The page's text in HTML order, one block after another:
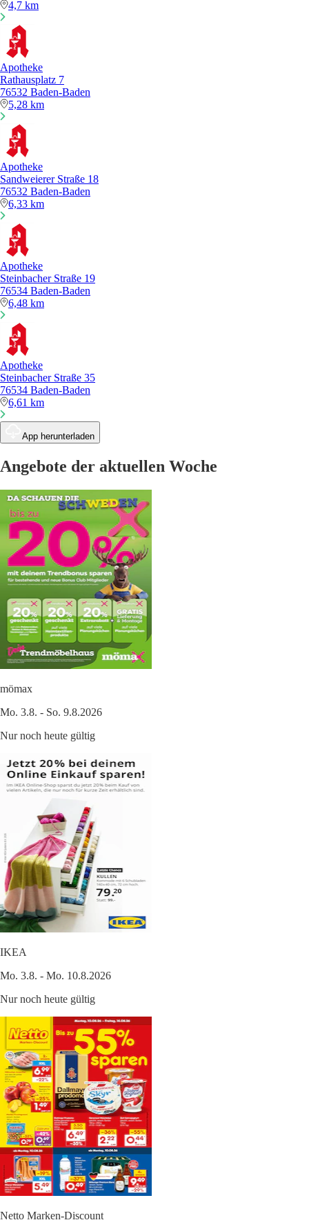
4,7 km
Apotheke
Rathausplatz 7
76532 Baden-Baden
5,28 km
Apotheke
Sandweierer Straße 18
76532 Baden-Baden
6,33 km
Apotheke
Steinbacher Straße 19
76534 Baden-Baden
6,48 km
Apotheke
Steinbacher Straße 35
76534 Baden-Baden
6,61 km
App herunterladen
Angebote der aktuellen Woche
mömax
Mo. 3.8. - So. 9.8.2026
Nur noch heute gültig
IKEA
Mo. 3.8. - Mo. 10.8.2026
Nur noch heute gültig
Netto Marken-Discount